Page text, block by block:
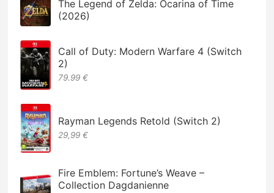
The Legend of Zelda: Ocarina of Time
(2026)
Call of Duty: Modern Warfare 4 (Switch
2)
79.99 €
Rayman Legends Retold (Switch 2)
29,99 €
Fire Emblem: Fortune’s Weave –
Collection Dagdanienne